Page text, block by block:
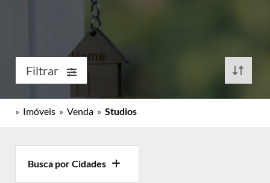
Filtrar
» Imóveis » Venda » Studios
Busca por Cidades